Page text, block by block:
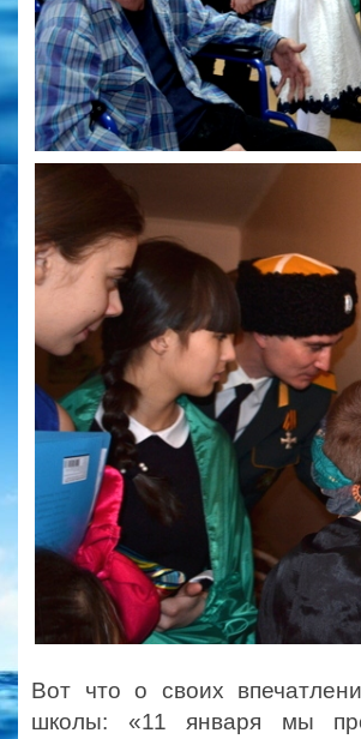
Вот что о своих
школы: «11 января мы